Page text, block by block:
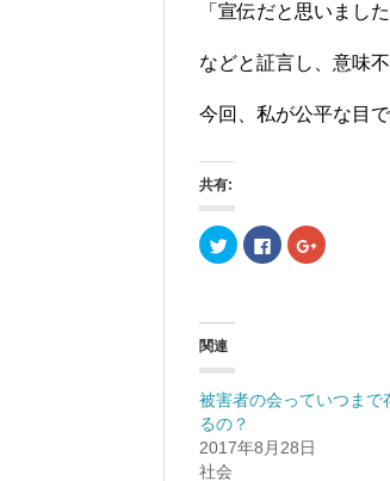
「宣伝だと思いまし
などと証言し、意味
今回、私が公平な目
共有:
ク
リ
T
t
e
r
で
共
有
(
F
a
す
る
は
ク
ク
リ
e
+
関連
被害者の会っていつまで
るの？
2017年8月28日
社会